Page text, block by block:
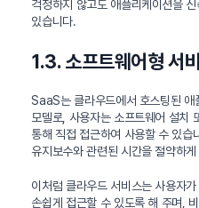
걱정하지 않고도 애플리케이션을
있습니다.
1.3. 소프트웨어형 서
SaaS는 클라우드에서 호스팅된 애
모델로, 사용자는 소프트웨어 설치
통해 직접 접근하여 사용할 수 있습
유지보수와 관련된 시간을 절약하
이처럼 클라우드 서비스는 사용자
손쉽게 접근할 수 있도록 해 주며,